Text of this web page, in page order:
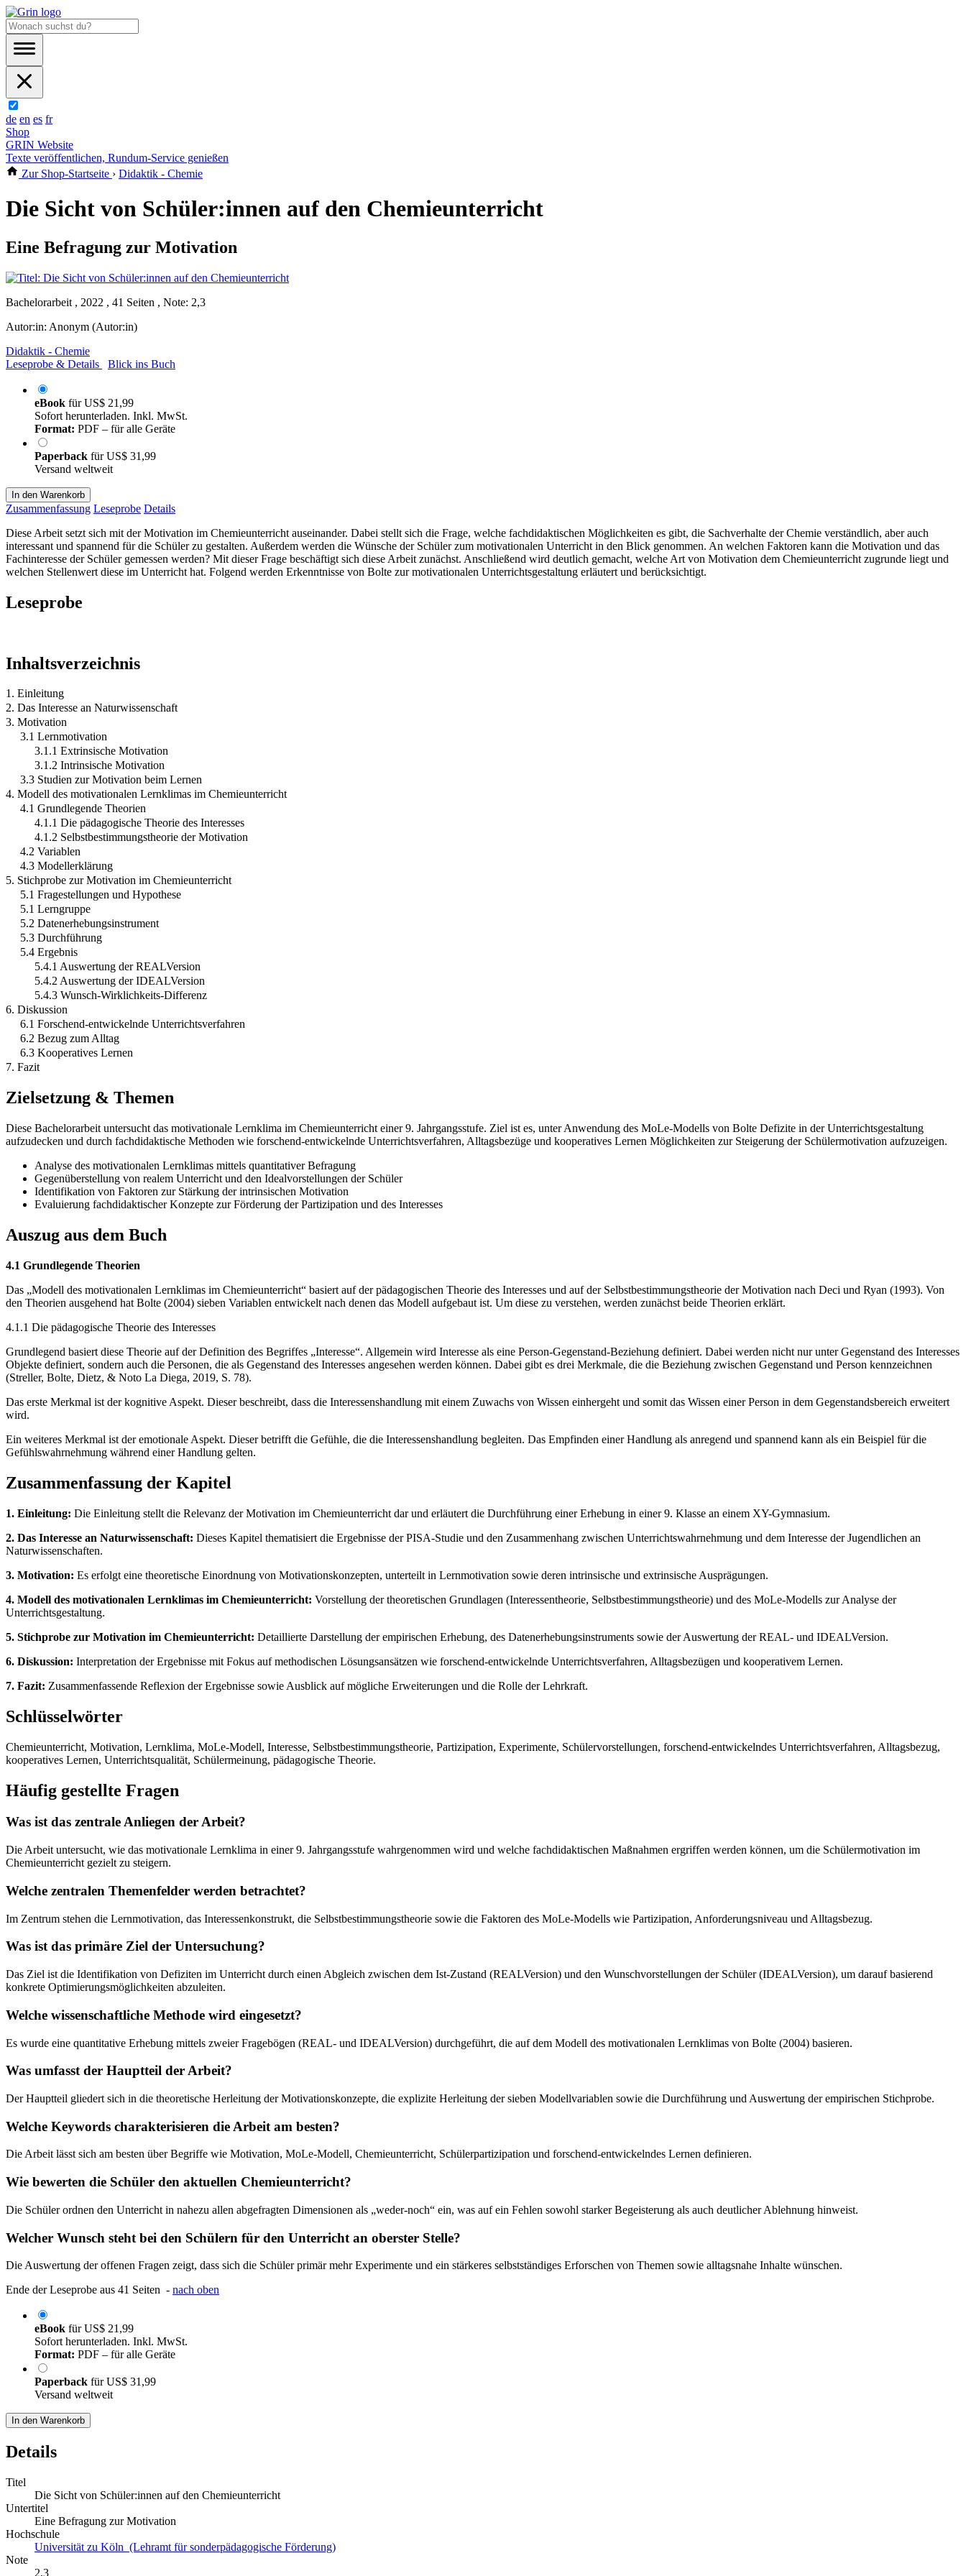
de en es fr
Shop
GRIN Website
Texte veröffentlichen, Rundum-Service genießen
Zur Shop-Startseite › Didaktik - Chemie
Die Sicht von Schüler:innen auf den Chemieunterricht
Eine Befragung zur Motivation
Bachelorarbeit , 2022 , 41 Seiten , Note: 2,3
Autor:in: Anonym (Autor:in)
Didaktik - Chemie
Leseprobe & Details
Blick ins Buch
eBook fürUS$ 21,99
Sofort herunterladen. Inkl. MwSt.
Format: PDF – für alle Geräte
Paperback fürUS$ 31,99
Versand weltweit
In den Warenkorb
Zusammenfassung Leseprobe Details
Diese Arbeit setzt sich mit der Motivation im Chemieunterricht auseinander. Dabei stellt sich die Frage, welche fachdidaktischen Möglichkeiten es gibt, die Sachverhalte der Chemie verständlich, aber auch
interessant und spannend für die Schüler zu gestalten. Außerdem werden die Wünsche der Schüler zum motivationalen Unterricht in den Blick genommen. An welchen Faktoren kann die Motivation und das
Fachinteresse der Schüler gemessen werden? Mit dieser Frage beschäftigt sich diese Arbeit zunächst. Anschließend wird deutlich gemacht, welche Art von Motivation dem Chemieunterricht zugrunde liegt und
welchen Stellenwert diese im Unterricht hat. Folgend werden Erkenntnisse von Bolte zur motivationalen Unterrichtsgestaltung erläutert und berücksichtigt.
Leseprobe
Inhaltsverzeichnis
1. Einleitung
2. Das Interesse an Naturwissenschaft
3. Motivation
3.1 Lernmotivation
3.1.1 Extrinsische Motivation
3.1.2 Intrinsische Motivation
3.3 Studien zur Motivation beim Lernen
4. Modell des motivationalen Lernklimas im Chemieunterricht
4.1 Grundlegende Theorien
4.1.1 Die pädagogische Theorie des Interesses
4.1.2 Selbstbestimmungstheorie der Motivation
4.2 Variablen
4.3 Modellerklärung
5. Stichprobe zur Motivation im Chemieunterricht
5.1 Fragestellungen und Hypothese
5.1 Lerngruppe
5.2 Datenerhebungsinstrument
5.3 Durchführung
5.4 Ergebnis
5.4.1 Auswertung der REALVersion
5.4.2 Auswertung der IDEALVersion
5.4.3 Wunsch-Wirklichkeits-Differenz
6. Diskussion
6.1 Forschend-entwickelnde Unterrichtsverfahren
6.2 Bezug zum Alltag
6.3 Kooperatives Lernen
7. Fazit
Zielsetzung & Themen
Diese Bachelorarbeit untersucht das motivationale Lernklima im Chemieunterricht einer 9. Jahrgangsstufe. Ziel ist es, unter Anwendung des MoLe-Modells von Bolte Defizite in der Unterrichtsgestaltung
aufzudecken und durch fachdidaktische Methoden wie forschend-entwickelnde Unterrichtsverfahren, Alltagsbezüge und kooperatives Lernen Möglichkeiten zur Steigerung der Schülermotivation aufzuzeigen.
Analyse des motivationalen Lernklimas mittels quantitativer Befragung
Gegenüberstellung von realem Unterricht und den Idealvorstellungen der Schüler
Identifikation von Faktoren zur Stärkung der intrinsischen Motivation
Evaluierung fachdidaktischer Konzepte zur Förderung der Partizipation und des Interesses
Auszug aus dem Buch
4.1 Grundlegende Theorien
Das „Modell des motivationalen Lernklimas im Chemieunterricht“ basiert auf der pädagogischen Theorie des Interesses und auf der Selbstbestimmungstheorie der Motivation nach Deci und Ryan (1993). Von
den Theorien ausgehend hat Bolte (2004) sieben Variablen entwickelt nach denen das Modell aufgebaut ist. Um diese zu verstehen, werden zunächst beide Theorien erklärt.
4.1.1 Die pädagogische Theorie des Interesses
Grundlegend basiert diese Theorie auf der Definition des Begriffes „Interesse“. Allgemein wird Interesse als eine Person-Gegenstand-Beziehung definiert. Dabei werden nicht nur unter Gegenstand des Interesses
Objekte definiert, sondern auch die Personen, die als Gegenstand des Interesses angesehen werden können. Dabei gibt es drei Merkmale, die die Beziehung zwischen Gegenstand und Person kennzeichnen
(Streller, Bolte, Dietz, & Noto La Diega, 2019, S. 78).
Das erste Merkmal ist der kognitive Aspekt. Dieser beschreibt, dass die Interessenshandlung mit einem Zuwachs von Wissen einhergeht und somit das Wissen einer Person in dem Gegenstandsbereich erweitert
wird.
Ein weiteres Merkmal ist der emotionale Aspekt. Dieser betrifft die Gefühle, die die Interessenshandlung begleiten. Das Empfinden einer Handlung als anregend und spannend kann als ein Beispiel für die
Gefühlswahrnehmung während einer Handlung gelten.
Zusammenfassung der Kapitel
1. Einleitung: Die Einleitung stellt die Relevanz der Motivation im Chemieunterricht dar und erläutert die Durchführung einer Erhebung in einer 9. Klasse an einem XY-Gymnasium.
2. Das Interesse an Naturwissenschaft: Dieses Kapitel thematisiert die Ergebnisse der PISA-Studie und den Zusammenhang zwischen Unterrichtswahrnehmung und dem Interesse der Jugendlichen an
Naturwissenschaften.
3. Motivation: Es erfolgt eine theoretische Einordnung von Motivationskonzepten, unterteilt in Lernmotivation sowie deren intrinsische und extrinsische Ausprägungen.
4. Modell des motivationalen Lernklimas im Chemieunterricht: Vorstellung der theoretischen Grundlagen (Interessentheorie, Selbstbestimmungstheorie) und des MoLe-Modells zur Analyse der
Unterrichtsgestaltung.
5. Stichprobe zur Motivation im Chemieunterricht: Detaillierte Darstellung der empirischen Erhebung, des Datenerhebungsinstruments sowie der Auswertung der REAL- und IDEALVersion.
6. Diskussion: Interpretation der Ergebnisse mit Fokus auf methodischen Lösungsansätzen wie forschend-entwickelnde Unterrichtsverfahren, Alltagsbezügen und kooperativem Lernen.
7. Fazit: Zusammenfassende Reflexion der Ergebnisse sowie Ausblick auf mögliche Erweiterungen und die Rolle der Lehrkraft.
Schlüsselwörter
Chemieunterricht, Motivation, Lernklima, MoLe-Modell, Interesse, Selbstbestimmungstheorie, Partizipation, Experimente, Schülervorstellungen, forschend-entwickelndes Unterrichtsverfahren, Alltagsbezug,
kooperatives Lernen, Unterrichtsqualität, Schülermeinung, pädagogische Theorie.
Häufig gestellte Fragen
Was ist das zentrale Anliegen der Arbeit?
Die Arbeit untersucht, wie das motivationale Lernklima in einer 9. Jahrgangsstufe wahrgenommen wird und welche fachdidaktischen Maßnahmen ergriffen werden können, um die Schülermotivation im
Chemieunterricht gezielt zu steigern.
Welche zentralen Themenfelder werden betrachtet?
Im Zentrum stehen die Lernmotivation, das Interessenkonstrukt, die Selbstbestimmungstheorie sowie die Faktoren des MoLe-Modells wie Partizipation, Anforderungsniveau und Alltagsbezug.
Was ist das primäre Ziel der Untersuchung?
Das Ziel ist die Identifikation von Defiziten im Unterricht durch einen Abgleich zwischen dem Ist-Zustand (REALVersion) und den Wunschvorstellungen der Schüler (IDEALVersion), um darauf basierend
konkrete Optimierungsmöglichkeiten abzuleiten.
Welche wissenschaftliche Methode wird eingesetzt?
Es wurde eine quantitative Erhebung mittels zweier Fragebögen (REAL- und IDEALVersion) durchgeführt, die auf dem Modell des motivationalen Lernklimas von Bolte (2004) basieren.
Was umfasst der Hauptteil der Arbeit?
Der Hauptteil gliedert sich in die theoretische Herleitung der Motivationskonzepte, die explizite Herleitung der sieben Modellvariablen sowie die Durchführung und Auswertung der empirischen Stichprobe.
Welche Keywords charakterisieren die Arbeit am besten?
Die Arbeit lässt sich am besten über Begriffe wie Motivation, MoLe-Modell, Chemieunterricht, Schülerpartizipation und forschend-entwickelndes Lernen definieren.
Wie bewerten die Schüler den aktuellen Chemieunterricht?
Die Schüler ordnen den Unterricht in nahezu allen abgefragten Dimensionen als „weder-noch“ ein, was auf ein Fehlen sowohl starker Begeisterung als auch deutlicher Ablehnung hinweist.
Welcher Wunsch steht bei den Schülern für den Unterricht an oberster Stelle?
Die Auswertung der offenen Fragen zeigt, dass sich die Schüler primär mehr Experimente und ein stärkeres selbstständiges Erforschen von Themen sowie alltagsnahe Inhalte wünschen.
Ende der Leseprobe aus 41 Seiten - nach oben
eBook fürUS$ 21,99
Sofort herunterladen. Inkl. MwSt.
Format: PDF – für alle Geräte
Paperback fürUS$ 31,99
Versand weltweit
In den Warenkorb
Details
Titel
Die Sicht von Schüler:innen auf den Chemieunterricht
Untertitel
Eine Befragung zur Motivation
Hochschule
Universität zu Köln (Lehramt für sonderpädagogische Förderung)
Note
2,3